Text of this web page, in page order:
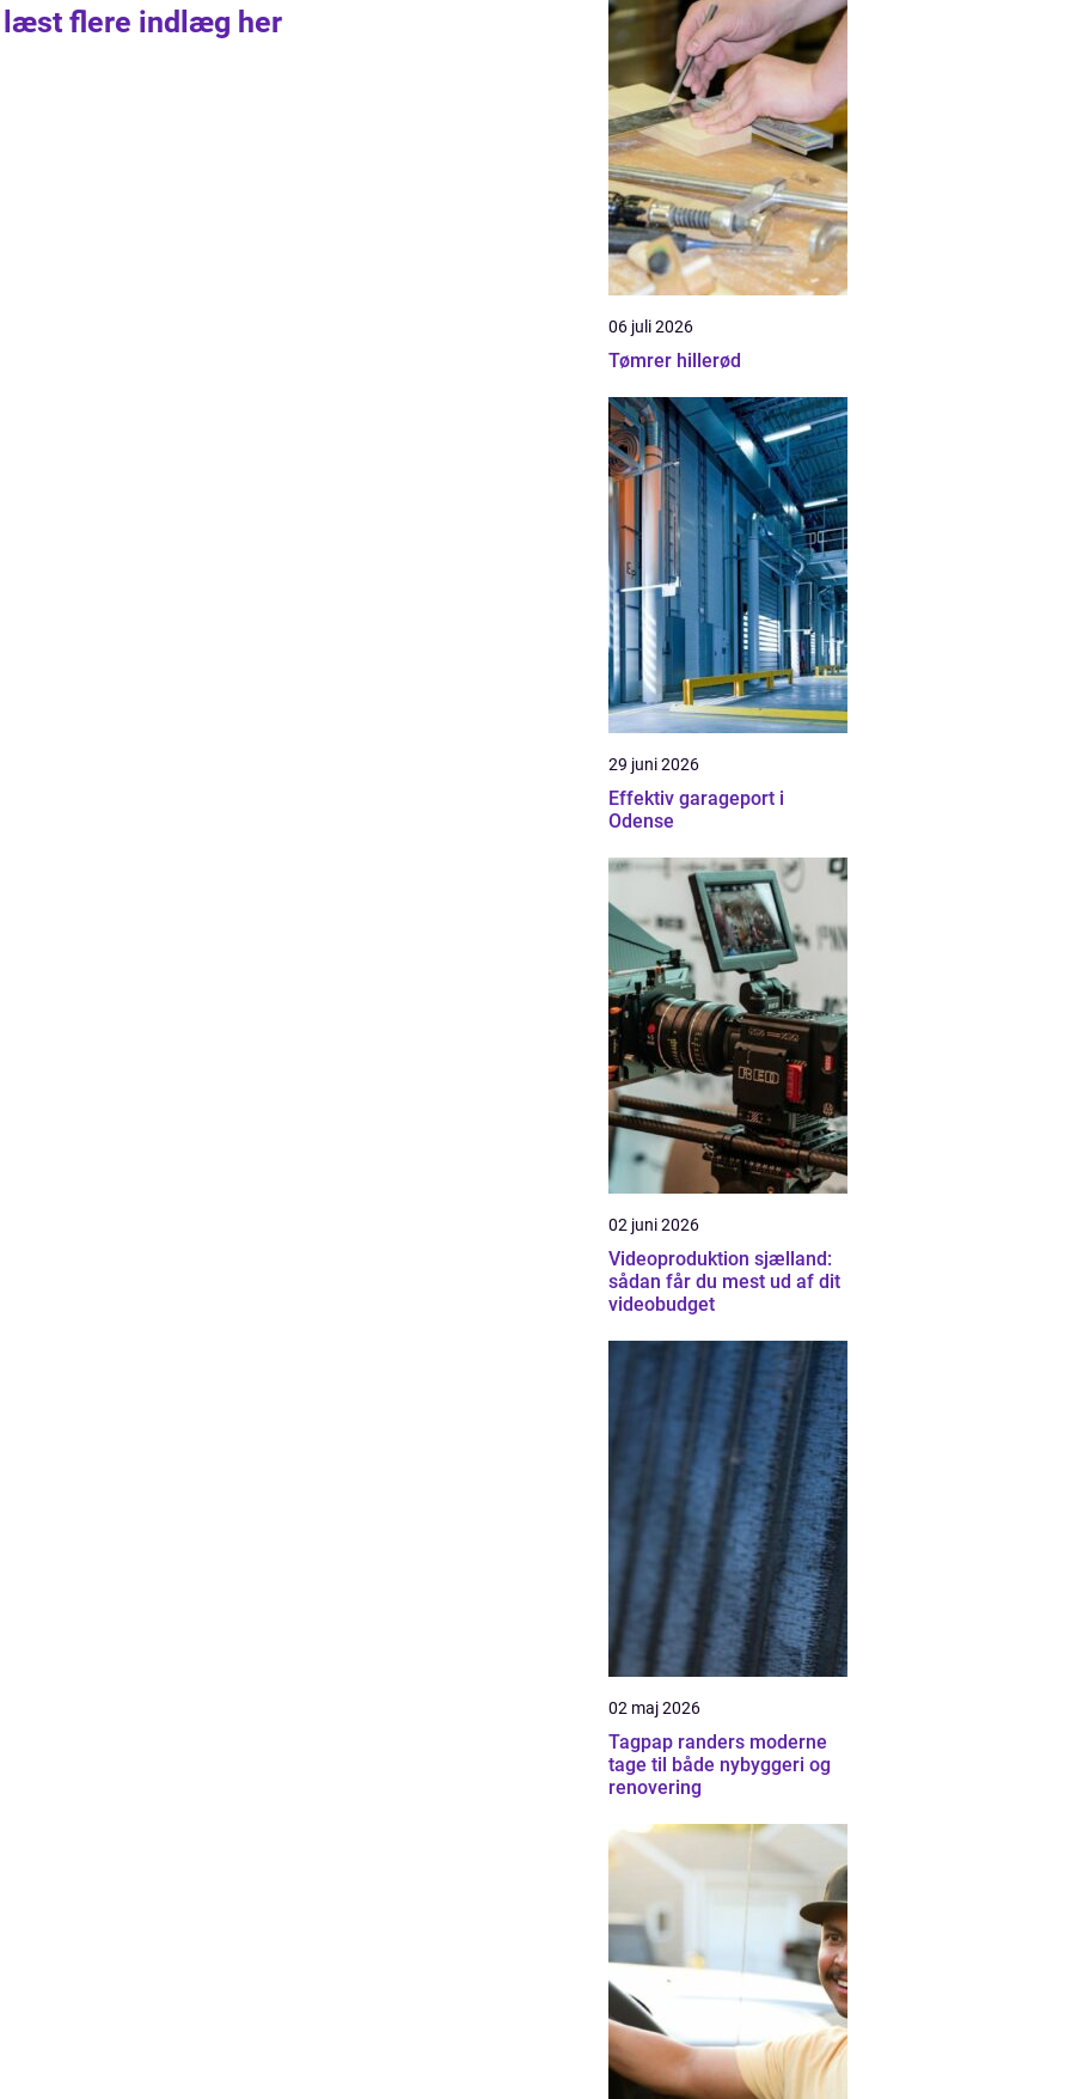
læst flere indlæg her
06 juli 2026
Tømrer hillerød
29 juni 2026
Effektiv garageport i
Odense
02 juni 2026
Videoproduktion sjælland:
sådan får du mest ud af dit
videobudget
02 maj 2026
Tagpap randers moderne
tage til både nybyggeri og
renovering